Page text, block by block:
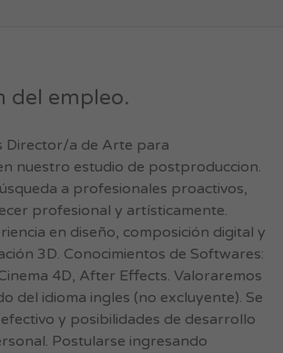
del empleo.
Director/a de Arte para
nuestro estudio de postproduccion.
a profesionales proactivos,
profesional y artísticamente.
en diseño, composición digital y
3D. Conocimientos de Softwares:
4D, After Effects. Valoraremos
del idioma ingles (no excluyente). Se
y posibilidades de desarrollo
Postularse ingresando